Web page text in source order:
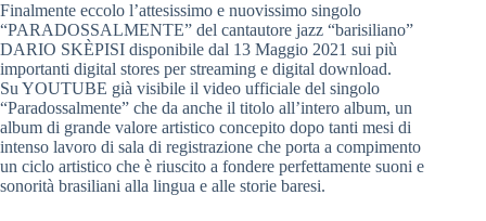
Finalmente eccolo l’attesissimo e nuovissimo singolo
“PARADOSSALMENTE” del cantautore jazz “barisiliano”
DARIO SKÈPISI disponibile dal 13 Maggio 2021 sui più
importanti digital stores per streaming e digital download.
Su YOUTUBE già visibile il video ufficiale del singolo
“Paradossalmente” che da anche il titolo all’intero album, un
album di grande valore artistico concepito dopo tanti mesi di
intenso lavoro di sala di registrazione che porta a compimento
un ciclo artistico che è riuscito a fondere perfettamente suoni e
sonorità brasiliani alla lingua e alle storie baresi.